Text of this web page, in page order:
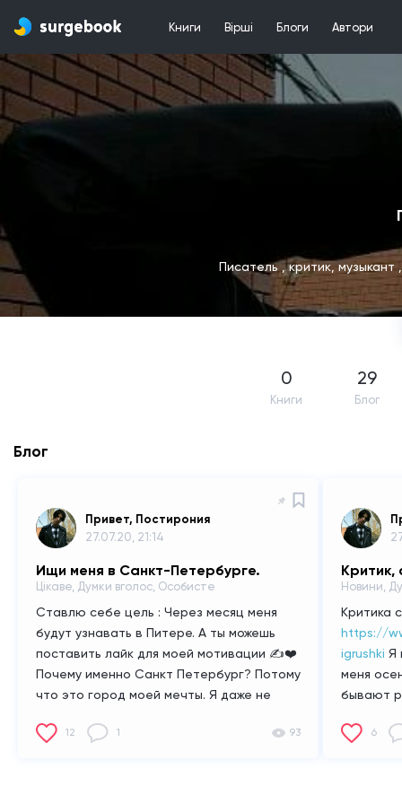
Книги Вірші Блоги Автори
Писатель , критик,
0
Книги
29
Блог
Блог
Привет, Постирония
27.07.20, 21:14
Ищи меня в Санкт-Петербурге.
Цікаве, Думки вголос, Особисте
Ставлю себе цель : Через месяц меня
будут узнавать в Питере. А ты можешь
поставить лайк для моей мотивации ✍️❤️
Почему именно Санкт Петербург? Потому
что это город моей мечты. Я даже не
ещё нигде не испытывал столько эмоций
12 1 93
Критик,
Новини,
Критика
https://
igrushki Я
меня
бывают
рифмы,
6